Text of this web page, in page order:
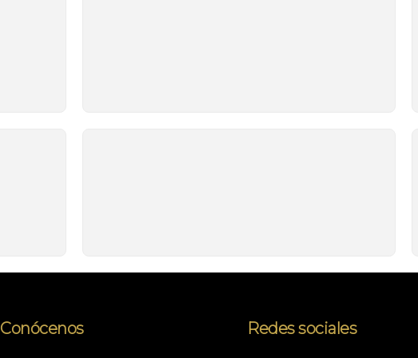
Conócenos Redes sociales